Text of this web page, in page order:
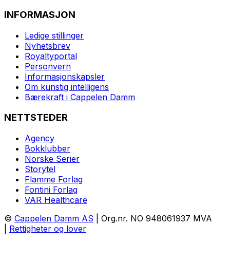
INFORMASJON
Ledige stillinger
Nyhetsbrev
Royaltyportal
Personvern
Informasjonskapsler
Om kunstig intelligens
Bærekraft i Cappelen Damm
NETTSTEDER
Agency
Bokklubber
Norske Serier
Storytel
Flamme Forlag
Fontini Forlag
VAR Healthcare
© Cappelen Damm AS | Org.nr. NO 948061937 MVA
Rettigheter og lover